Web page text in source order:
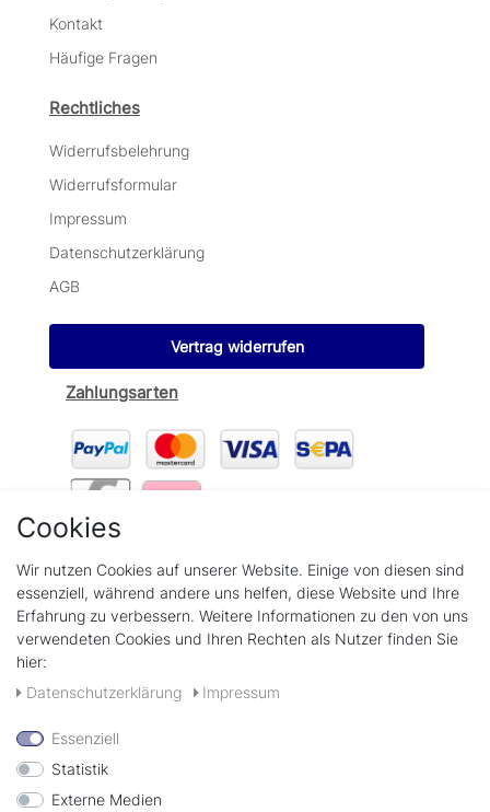
Kontakt
Häufige Fragen
Rechtliches
Widerrufsbelehrung
Widerrufsformular
Impressum
Datenschutzerklärung
AGB
Vertrag widerrufen
Zahlungsarten
+49(0)89 58808889
Kontaktformular
Cookies
Wir nutzen Cookies auf unserer Website. Einige von diesen sind
essenziell, während andere uns helfen, diese Website und Ihre
Erfahrung zu verbessern. Weitere Informationen zu den von uns
verwendeten Cookies und Ihren Rechten als Nutzer finden Sie
hier:
Daten­schutz­erklärung
Impressum
Essenziell
Statistik
Externe Medien